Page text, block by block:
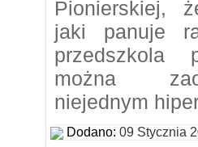
Pionierskiej,
jaki panuje
przedszkola
można
niejednym
Dodano: 09 Stycznia